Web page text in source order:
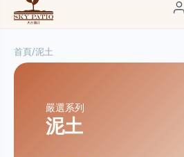
首頁/泥土
嚴選系列
泥土